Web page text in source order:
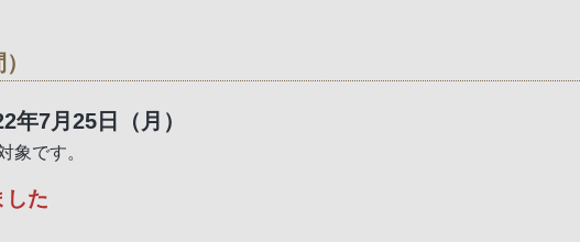
年7月25日（月）
象です。
した